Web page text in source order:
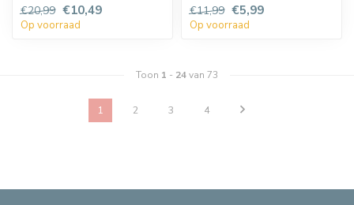
€20,99 €10,49
Op voorraad
€11,99 €5,99
Op voorraad
Toon 1 - 24van 73
1 2 3 4